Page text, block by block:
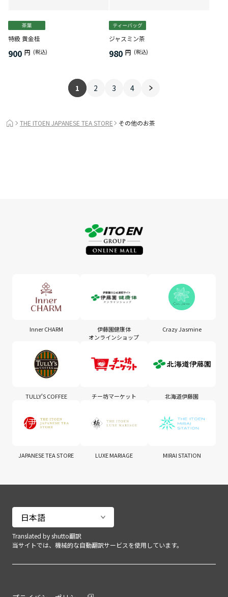
特級 黄金桂
900 円 (税込)
ジャスミン茶
980 円 (税込)
1 2 3 4
THE ITOEN JAPANESE TEA STORE その他のお茶
Translated by shutto翻訳
当サイトでは、機械的な自動翻訳サービスを使用しています。
Inner CHARM
伊藤園健康体
オンラインショップ
Crazy Jasmine
TULLY'S COFFEE チー坊マーケット 北海道伊藤園
JAPANESE TEA STORE LUXE MARIAGE MIRAI STATION